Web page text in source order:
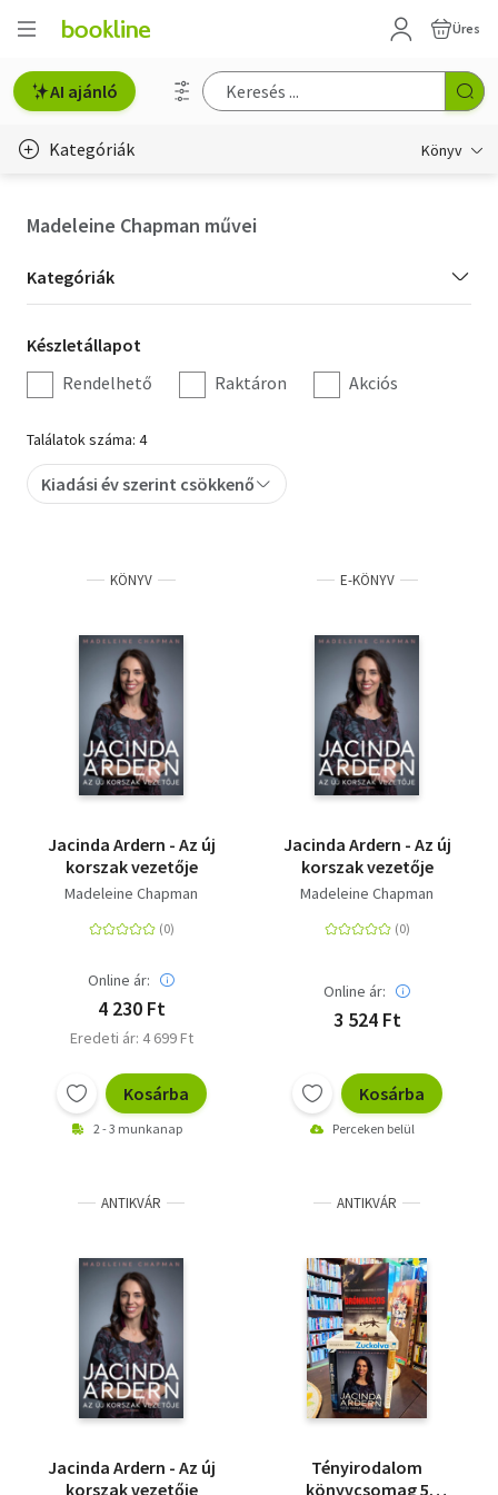
Üres
AI ajánló
Kategóriák Könyv
Hobbi, szabadidő
Irodalom
Művészet
Szakkönyv
Tankönyv, segédkönyv
Társadalomtudomány
Természettudomány
Történelem
Madeleine Chapman művei
Kategória
szűrés
Kategóriák
Készletállapot
szűrés
Készletállapot
Rendelhető
Raktáron Akciós
Találatok száma: 4
Kiadási év szerint csökkenő
KÖNYV
Jacinda Ardern - Az új
korszak vezetője
Madeleine Chapman
Online ár:
4 230 Ft
Eredeti ár: 4 699 Ft
Kosárba
2 - 3 munkanap
E-KÖNYV
Jacinda Ardern - Az új
korszak vezetője
Madeleine Chapman
Online ár:
3 524 Ft
Kosárba
Perceken belül
ANTIKVÁR
Jacinda Ardern - Az új
korszak vezetője
ANTIKVÁR
Tényirodalom
könyvcsomag 5